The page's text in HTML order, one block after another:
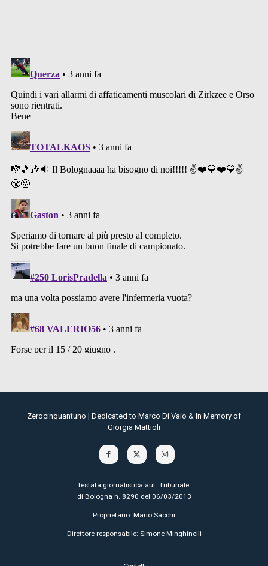
Zerocinquantuno | Dedicated to Marco Di Vaio & In Memory of
Giorgia Mattioli
Testata giornalistica aut. Tribunale
di Bologna n. 8290 del 06/03/2013
Proprietario: Mario Sacchi
Direttore responsabile: Simone Minghinelli